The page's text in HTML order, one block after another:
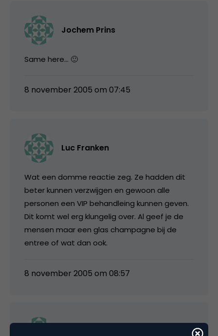
Jochem Prins
Same here… 🙂
8 november 2005 om 07:45
Luc Franken
Wat een domme reactie zeg. Ze hadden dit
beter kunnen verzwijgen en gewoon alle
personen een VIP behandleing kunnen geven.
Dit komt wel erg klungelig over. Al geef je de
mensen maar een glas champagne bij de
entree of wat dan ook.
8 november 2005 om 08:57